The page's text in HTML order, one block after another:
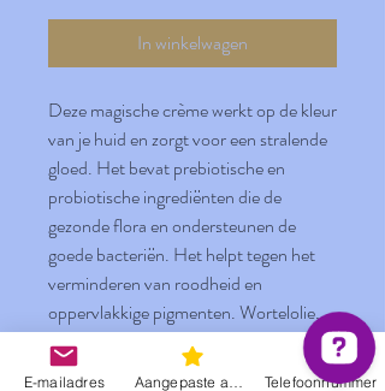
In winkelwagen
Deze magische crème werkt op de kleur
van je huid en zorgt voor een stralende
gloed. Het bevat prebiotische en
probiotische ingrediënten die de
gezonde flora en ondersteunen de
goede bacteriën. Het helpt tegen het
verminderen van roodheid en
oppervlakkige pigmenten. Wortelolie,
jojoba en argan zorgen voor de zonnige
vloed. Extracten van de honingboom
E-mailadres Telefoonnummer